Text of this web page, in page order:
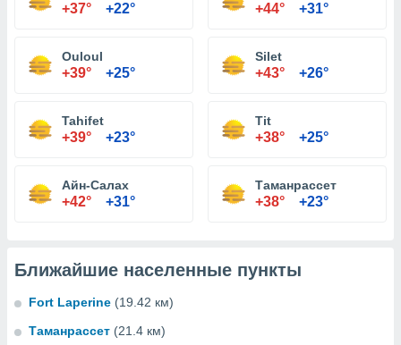
+37° +22° +44° +31°
Ouloul
+39° +25°
Silet
+43° +26°
Tahifet
+39° +23°
Tit
+38° +25°
Айн-Салах
+42° +31°
Таманрассет
+38° +23°
Ближайшие населенные пункты
Fort Laperine (19.42 км)
Таманрассет (21.4 км)